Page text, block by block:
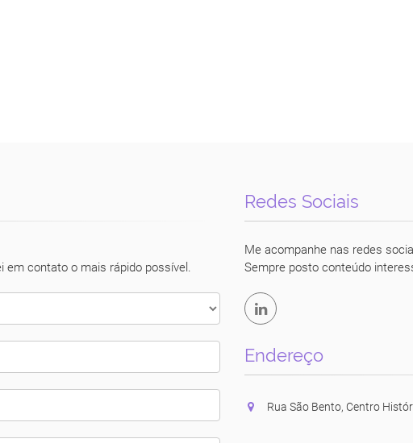
em contato o mais rápido possível.
Redes Sociais
Me acompanhe nas redes
Sempre posto conteúdo
Endereço
Rua São Bento, Centro